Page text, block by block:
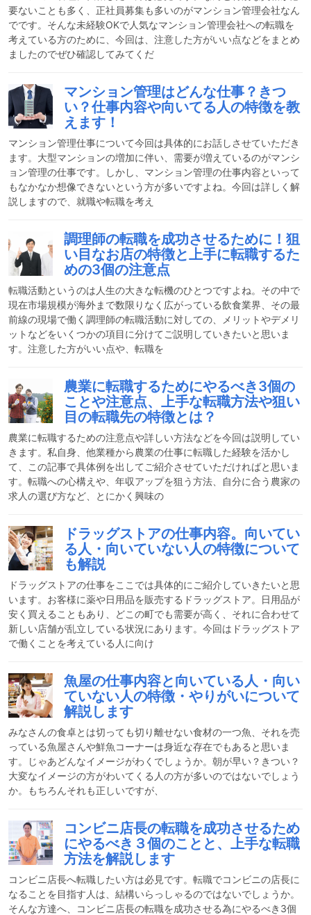
要ないことも多く、正社員募集も多いのがマンション管理会社なん
でです。そんな未経験OKで人気なマンション管理会社への転職を
考えている方のために、今回は、注意した方がいい点などをまとめ
ましたのでぜひ確認してみてくだ
マンション管理はどんな仕事？きつ
い？仕事内容や向いてる人の特徴を教
えます！
マンション管理仕事について今回は具体的にお話しさせていただき
ます。大型マンションの増加に伴い、需要が増えているのがマンシ
ョン管理の仕事です。しかし、マンション管理の仕事内容といって
もなかなか想像できないという方が多いですよね。今回は詳しく解
説しますので、就職や転職を考え
調理師の転職を成功させるために！狙
い目なお店の特徴と上手に転職するた
めの3個の注意点
転職活動というのは人生の大きな転機のひとつですよね。その中で
現在市場規模が海外まで数限りなく広がっている飲食業界、その最
前線の現場で働く調理師の転職活動に対しての、メリットやデメリ
ットなどをいくつかの項目に分けてご説明していきたいと思いま
す。注意した方がいい点や、転職を
農業に転職するためにやるべき3個の
ことや注意点、上手な転職方法や狙い
目の転職先の特徴とは？
農業に転職するための注意点や詳しい方法などを今回は説明してい
きます。私自身、他業種から農業の仕事に転職した経験を活かし
て、この記事で具体例を出してご紹介させていただければと思いま
す。転職への心構えや、年収アップを狙う方法、自分に合う農家の
求人の選び方など、とにかく興味の
ドラッグストアの仕事内容。向いてい
る人・向いていない人の特徴について
も解説
ドラッグストアの仕事をここでは具体的にご紹介していきたいと思
います。お客様に薬や日用品を販売するドラッグストア。日用品が
安く買えることもあり、どこの町でも需要が高く、それに合わせて
新しい店舗が乱立している状況にあります。今回はドラッグストア
で働くことを考えている人に向け
魚屋の仕事内容と向いている人・向い
ていない人の特徴・やりがいについて
解説します
みなさんの食卓とは切っても切り離せない食材の一つ魚、それを売
っている魚屋さんや鮮魚コーナーは身近な存在でもあると思いま
す。じゃあどんなイメージがわくでしょうか。朝が早い？きつい？
大変なイメージの方がわいてくる人の方が多いのではないでしょう
か。もちろんそれも正しいですが、
コンビニ店長の転職を成功させるため
にやるべき３個のことと、上手な転職
方法を解説します
コンビニ店長へ転職したい方は必見です。転職でコンビニの店長に
なることを目指す人は、結構いらっしゃるのではないでしょうか。
そんな方達へ、コンビニ店長の転職を成功させる為にやるべき3個